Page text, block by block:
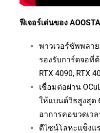
ฟีเจอร์เด่นของ
พาวเวอร์ซัพพลา
รองรับการ์ดจอที่
RTX 4090, RTX
เชื่อมต่อผ่าน
ให้แบนด์วิธสูงสุด
อาการคอขวดเว
ดีไซน์โลหะแข็งแ